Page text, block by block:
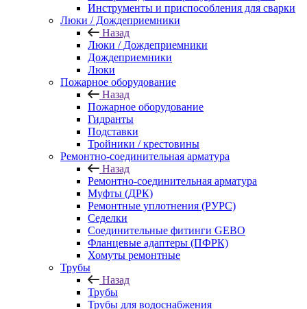
Инструменты и приспособления для сварки
Люки / Дождеприемники
Назад
Люки / Дождеприемники
Дождеприемники
Люки
Пожарное оборудование
Назад
Пожарное оборудование
Гидранты
Подставки
Тройники / крестовины
Ремонтно-соединительная арматура
Назад
Ремонтно-соединительная арматура
Муфты (ДРК)
Ремонтные уплотнения (РУРС)
Седелки
Соединительные фитинги GEBO
Фланцевые адаптеры (ПФРК)
Хомуты ремонтные
Трубы
Назад
Трубы
Трубы для водоснабжения